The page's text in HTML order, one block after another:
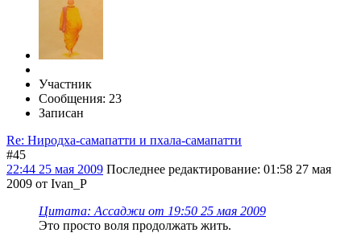
Участник
Сообщения: 23
Записан
Re: Ниродха-самапатти и пхала-самапатти
#45
22:44 25 мая 2009 Последнее редактирование: 01:58 27 мая
2009 от Ivan_P
Цитата: Ассаджи от 19:50 25 мая 2009
Это просто воля продолжать жить.